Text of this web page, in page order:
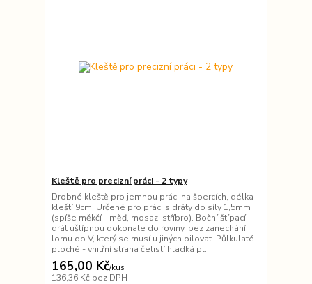
Kleště pro precizní práci - 2 typy
Drobné kleště pro jemnou práci na špercích, délka
kleští 9cm. Určené pro práci s dráty do síly 1,5mm
(spíše měkčí - měď, mosaz, stříbro). Boční štípací -
drát uštípnou dokonale do roviny, bez zanechání
lomu do V, který se musí u jiných pilovat. Půlkulaté
ploché - vnitřní strana čelistí hladká pl...
165,00 Kč/kus
136,36 Kč bez DPH